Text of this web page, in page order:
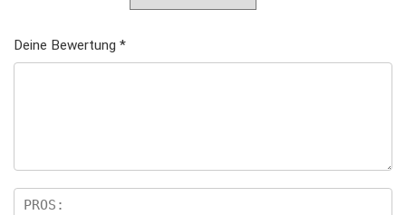
Deine Bewertung *